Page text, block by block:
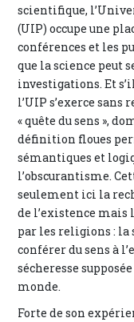
scientifique,
(UIP) occupe une
conférences et les
que la science peut
investigations. Et
l’UIP s’exerce
« quête du sens »,
définition floues
sémantiques et
l’obscurantisme.
seulement ici la
de l’existence mais
par les religions : la
conférer du sens à
sécheresse
monde.
Forte de son